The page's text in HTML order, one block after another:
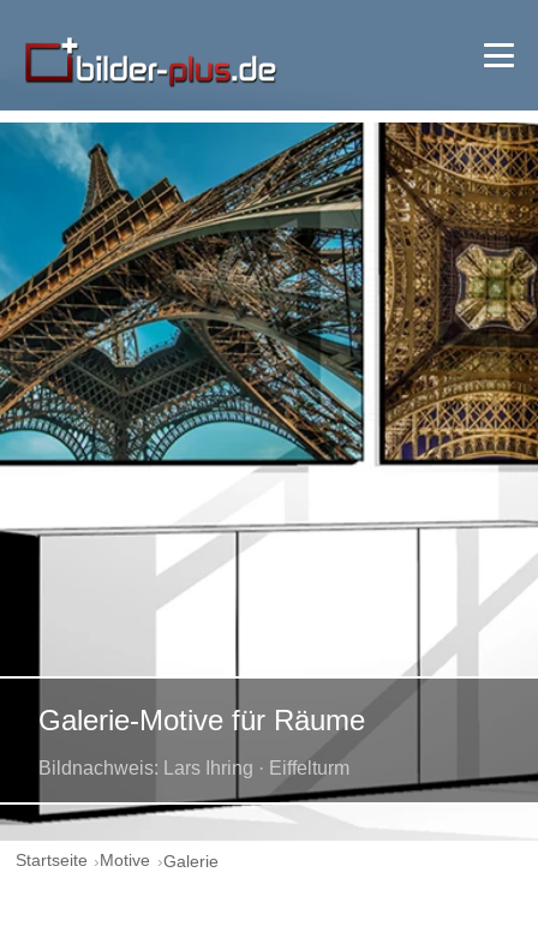
Galerie-Motive für Räume
Bildnachweis: Lars Ihring · Eiffelturm
Startseite Motive Galerie